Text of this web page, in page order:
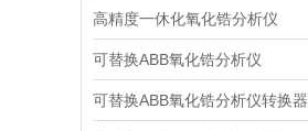
高精度一休化氧化锆分析仪
可替换ABB氧化锆分析仪
可替换ABB氧化锆分析仪转换器